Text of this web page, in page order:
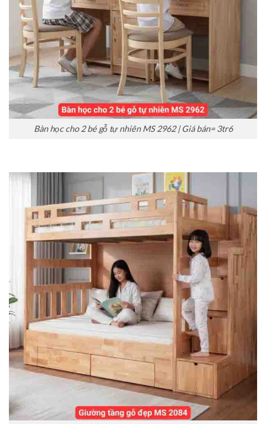
Bàn học cho 2 bé gỗ tự nhiên MS 2962 | Giá bán= 3tr6